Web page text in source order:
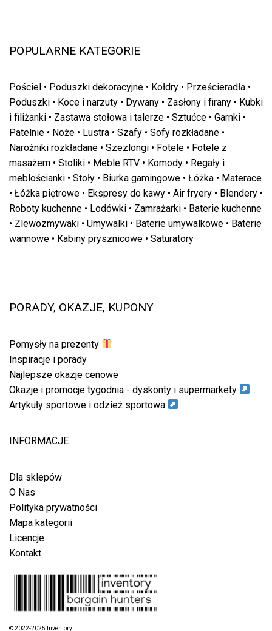
POPULARNE KATEGORIE
Pościel • Poduszki dekoracyjne • Kołdry • Prześcieradła •
Poduszki • Koce i narzuty • Dywany • Zasłony i firany • Kubki
i filiżanki • Zastawa stołowa i talerze • Sztućce • Garnki •
Patelnie • Noże • Lustra • Szafy • Sofy rozkładane •
Narożniki rozkładane • Szezlongi • Fotele • Fotele z
masażem • Stoliki • Meble RTV • Komody • Regały i
meblościanki • Stoły • Biurka gamingowe • Łóżka • Materace
• Łóżka piętrowe • Ekspresy do kawy • Air fryery • Blendery •
Roboty kuchenne • Lodówki • Zamrażarki • Baterie kuchenne
• Zlewozmywaki • Umywalki • Baterie umywalkowe • Baterie
wannowe • Kabiny prysznicowe • Saturatory
PORADY, OKAZJE, KUPONY
Pomysły na prezenty
Inspiracje i porady
Najlepsze okazje cenowe
Okazje i promocje tygodnia - dyskonty i supermarkety
Artykuły sportowe i odzież sportowa
INFORMACJE
Dla sklepów
O Nas
Polityka prywatności
Mapa kategorii
Licencje
Kontakt
© 2022-2025 Inventory